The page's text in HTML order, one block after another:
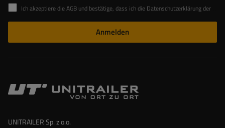
Ich akzeptiere die AGB und bestätige, dass ich die Datenschutzerklärung der Website zur Kenntnis genommen habe
Anmelden
UNITRAILER Sp. z o.o.